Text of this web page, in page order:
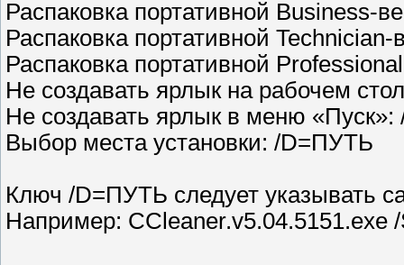
Распаковка портативной Business-
Распаковка портативной
Распаковка портативной
Не создавать ярлык на рабочем
Не создавать ярлык в меню «Пуск»:
Выбор места установки: /D=ПУТЬ
Ключ /D=ПУТЬ следует указывать
Например: CCleaner.v5.04.5151.exe